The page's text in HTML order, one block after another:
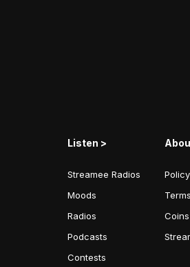
Listen >
Streamee Radios
Moods
Radios
Podcasts
Contests
Policy